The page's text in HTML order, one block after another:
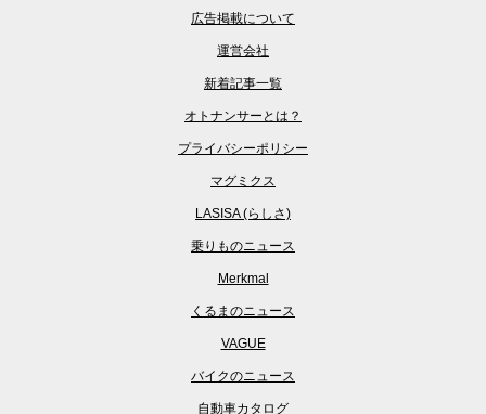
広告掲載について
運営会社
新着記事一覧
オトナンサーとは？
プライバシーポリシー
マグミクス
LASISA (らしさ)
乗りものニュース
Merkmal
くるまのニュース
VAGUE
バイクのニュース
自動車カタログ